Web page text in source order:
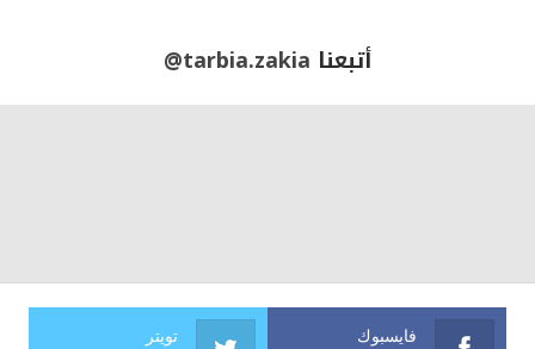
أتبعنا @tarbia.zakia
فايسبوك تويتر